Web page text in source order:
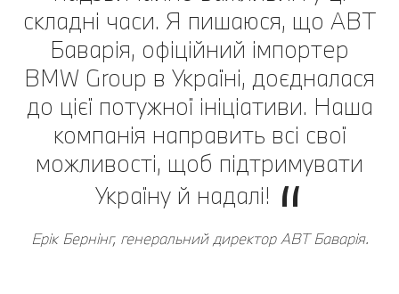
складні часи. Я пишаюся, що АВТ
Баварія, офіційний імпортер
BMW Group в Україні, доєдналася
до цієї потужної ініціативи. Наша
компанія направить всі свої
можливості, щоб підтримувати
Україну й надалі!
Ерік Бернінг, генеральний директор АВТ Баварія.